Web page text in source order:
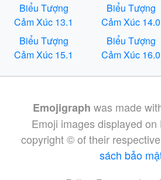
Biểu Tượng
Cảm Xúc 13.1
Biểu Tượng
Cảm Xúc 14.0
Biểu Tượng
Cảm Xúc 15.1
Biểu Tượng
Cảm Xúc 16.0
Emojigraph was made
Emoji images displayed
copyright © of their
sách bảo